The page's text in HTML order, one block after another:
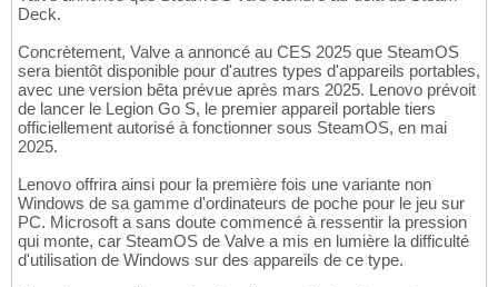
Deck.
Concrètement, Valve a annoncé au CES 2025 que SteamOS
sera bientôt disponible pour d'autres types d'appareils portables,
avec une version bêta prévue après mars 2025. Lenovo prévoit
de lancer le Legion Go S, le premier appareil portable tiers
officiellement autorisé à fonctionner sous SteamOS, en mai
2025.
Lenovo offrira ainsi pour la première fois une variante non
Windows de sa gamme d'ordinateurs de poche pour le jeu sur
PC. Microsoft a sans doute commencé à ressentir la pression
qui monte, car SteamOS de Valve a mis en lumière la difficulté
d'utilisation de Windows sur des appareils de ce type.